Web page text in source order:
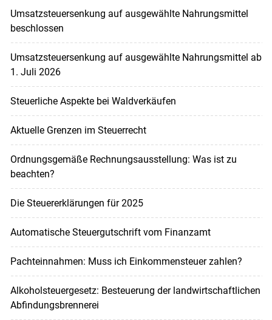
Umsatzsteuersenkung auf ausgewählte Nahrungsmittel
beschlossen
Umsatzsteuersenkung auf ausgewählte Nahrungsmittel ab
1. Juli 2026
Steuerliche Aspekte bei Waldverkäufen
Aktuelle Grenzen im Steuerrecht
Ordnungsgemäße Rechnungsausstellung: Was ist zu
beachten?
Die Steuererklärungen für 2025
Automatische Steuergutschrift vom Finanzamt
Pachteinnahmen: Muss ich Einkommensteuer zahlen?
Alkoholsteuergesetz: Besteuerung der landwirtschaftlichen
Abfindungsbrennerei